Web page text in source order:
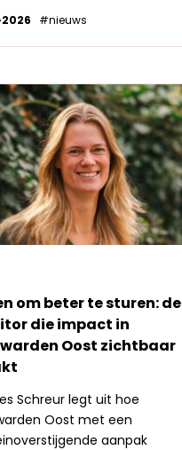
#nieuws
om beter te sturen: de
die impact in
Oost zichtbaar
Schreur legt uit hoe
Oost met een
aanpak